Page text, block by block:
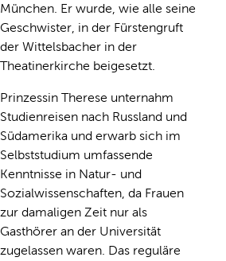
München. Er wurde, wie alle seine
Geschwister, in der Fürstengruft
der Wittelsbacher in der
Theatinerkirche beigesetzt.
Prinzessin Therese unternahm
Studienreisen nach Russland und
Südamerika und erwarb sich im
Selbststudium umfassende
Kenntnisse in Natur- und
Sozialwissenschaften, da Frauen
zur damaligen Zeit nur als
Gasthörer an der Universität
zugelassen waren. Das reguläre